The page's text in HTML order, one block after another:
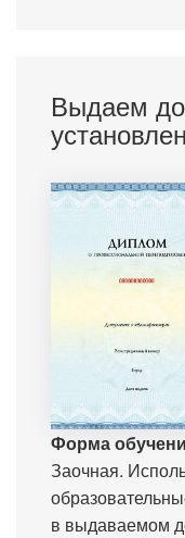
Выдаем
Форма
Заочная.
в выдаваемом